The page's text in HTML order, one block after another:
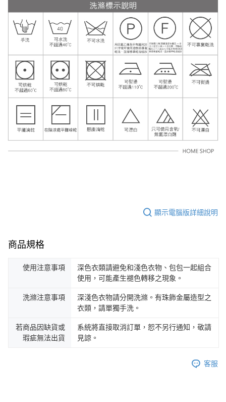
顯示電腦版詳細說明
商品規格
使用注意事項
深色衣類請避免和淺色衣物、包包一起組合
使用，可能產生褪色轉移之現象。
洗滌注意事項
深淺色衣物請分開洗滌。有珠飾金屬造型之
衣類，請單獨手洗。
若商品因缺貨或
瑕疵無法出貨
系統將直接取消訂單，恕不另行通知，敬請
見諒。
客服